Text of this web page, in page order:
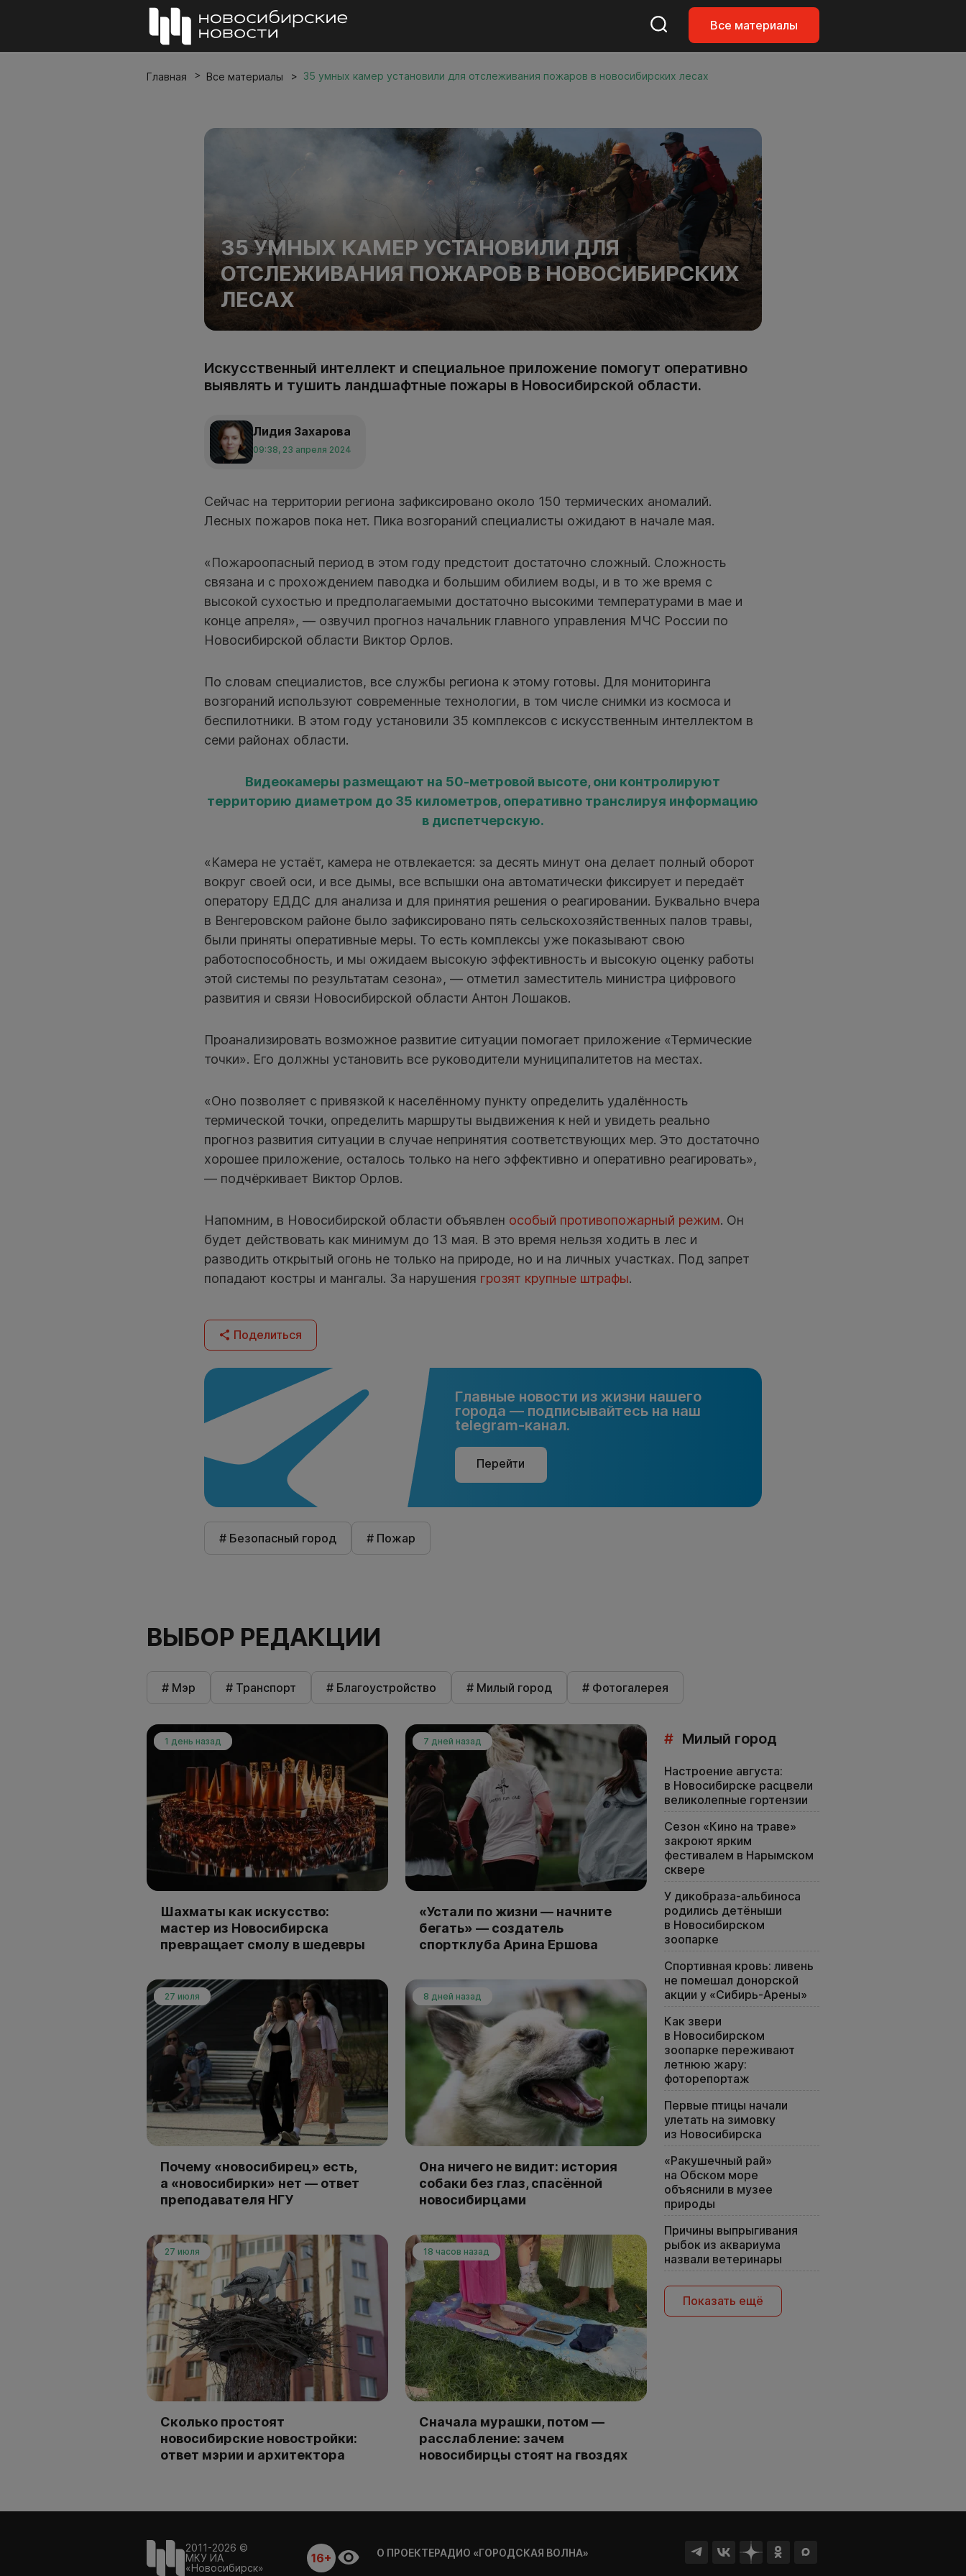
Все материалы
Главная Все материалы 35 умных камер установили для отслеживания пожаров в новосибирских лесах
35 УМНЫХ КАМЕР УСТАНОВИЛИ ДЛЯ
ОТСЛЕЖИВАНИЯ ПОЖАРОВ В НОВОСИБИРСКИХ
ЛЕСАХ
Искусственный интеллект и специальное приложение помогут оперативно
выявлять и тушить ландшафтные пожары в Новосибирской области.
Лидия Захарова
09:38, 23 апреля 2024
Сейчас на территории региона зафиксировано около 150 термических аномалий.
Лесных пожаров пока нет. Пика возгораний специалисты ожидают в начале мая.
«Пожароопасный период в этом году предстоит достаточно сложный. Сложность
связана и с прохождением паводка и большим обилием воды, и в то же время с
высокой сухостью и предполагаемыми достаточно высокими температурами в мае и
конце апреля», — озвучил прогноз начальник главного управления МЧС России по
Новосибирской области Виктор Орлов.
По словам специалистов, все службы региона к этому готовы. Для мониторинга
возгораний используют современные технологии, в том числе снимки из космоса и
беспилотники. В этом году установили 35 комплексов с искусственным интеллектом в
семи районах области.
Видеокамеры размещают на 50-метровой высоте, они контролируют
территорию диаметром до 35 километров, оперативно транслируя информацию
в диспетчерскую.
«Камера не устаёт, камера не отвлекается: за десять минут она делает полный оборот
вокруг своей оси, и все дымы, все вспышки она автоматически фиксирует и передаёт
оператору ЕДДС для анализа и для принятия решения о реагировании. Буквально вчера
в Венгеровском районе было зафиксировано пять сельскохозяйственных палов травы,
были приняты оперативные меры. То есть комплексы уже показывают свою
работоспособность, и мы ожидаем высокую эффективность и высокую оценку работы
этой системы по результатам сезона», — отметил заместитель министра цифрового
развития и связи Новосибирской области Антон Лошаков.
Проанализировать возможное развитие ситуации помогает приложение «Термические
точки». Его должны установить все руководители муниципалитетов на местах.
«Оно позволяет с привязкой к населённому пункту определить удалённость
термической точки, определить маршруты выдвижения к ней и увидеть реально
прогноз развития ситуации в случае непринятия соответствующих мер. Это достаточно
хорошее приложение, осталось только на него эффективно и оперативно реагировать»,
— подчёркивает Виктор Орлов.
Напомним, в Новосибирской области объявлен особый противопожарный режим. Он
будет действовать как минимум до 13 мая. В это время нельзя ходить в лес и
разводить открытый огонь не только на природе, но и на личных участках. Под запрет
попадают костры и мангалы. За нарушения грозят крупные штрафы.
Поделиться
Главные новости из жизни нашего
города — подписывайтесь на наш
telegram-канал.
Перейти
# Безопасный город # Пожар
ВЫБОР РЕДАКЦИИ
# Мэр # Транспорт # Благоустройство # Милый город # Фотогалерея
1 день назад
Шахматы как искусство:
мастер из Новосибирска
превращает смолу в шедевры
7 дней назад
«Устали по жизни — начните
бегать» — создатель
спортклуба Арина Ершова
27 июля
Почему «новосибирец» есть,
а «новосибирки» нет — ответ
преподавателя НГУ
8 дней назад
Она ничего не видит: история
собаки без глаз, спасённой
новосибирцами
27 июля
Сколько простоят
новосибирские новостройки:
ответ мэрии и архитектора
18 часов назад
Сначала мурашки, потом —
расслабление: зачем
новосибирцы стоят на гвоздях
# Милый город
Настроение августа:
в Новосибирске расцвели
великолепные гортензии
Сезон «Кино на траве»
закроют ярким
фестивалем в Нарымском
сквере
У дикобраза-альбиноса
родились детёныши
в Новосибирском
зоопарке
Спортивная кровь: ливень
не помешал донорской
акции у «Сибирь-Арены»
Как звери
в Новосибирском
зоопарке переживают
летнюю жару:
фоторепортаж
Первые птицы начали
улетать на зимовку
из Новосибирска
«Ракушечный рай»
на Обском море
объяснили в музее
природы
Причины выпрыгивания
рыбок из аквариума
назвали ветеринары
Показать ещё
2011-2026 ©
МКУ ИА
«Новосибирск»
16+ О ПРОЕКТЕРАДИО «ГОРОДСКАЯ ВОЛНА»